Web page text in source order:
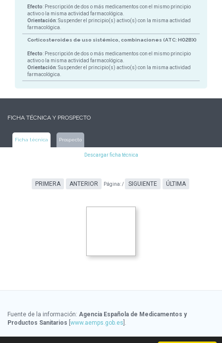
Efecto: Prescripción de dos o más medicamentos con el mismo principio
activo o la misma actividad farmacológica.
Orientación: Suspender el principio(s) activo(s) con la misma actividad
farmacológica.
Corticosteroides de uso sistémico, combinaciones (ATC: H02BX)
Efecto: Prescripción de dos o más medicamentos con el mismo principio
activo o la misma actividad farmacológica.
Orientación: Suspender el principio(s) activo(s) con la misma actividad
farmacológica.
FICHA TÉCNICA Y PROSPECTO
Ficha técnica Prospecto
Descargar ficha técnica
PRIMERA ANTERIOR Página:/ SIGUIENTE ÚLTIMA
Fuente de la información: Agencia Española de Medicamentos y
Productos Sanitarios www.aemps.gob.es ].
Ministerio de Sanidad, Servicios